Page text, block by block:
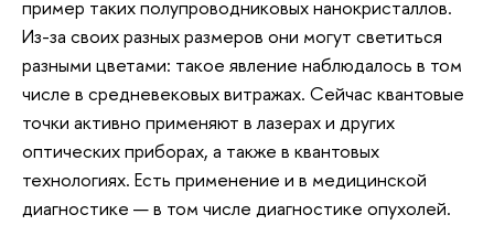
пример таких полупроводниковых нанокристаллов.
Из-за своих разных размеров они могут светиться
разными цветами: такое явление наблюдалось в том
числе в средневековых витражах. Сейчас квантовые
точки активно применяют в лазерах и других
оптических приборах, а также в квантовых
технологиях. Есть применение и в медицинской
диагностике — в том числе диагностике опухолей.